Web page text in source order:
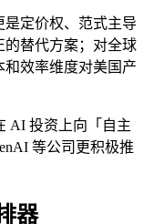
是定价权、范式主导
的替代方案；对全球
效率维度对美国产
AI 投资上向「自主
等公司更积极推
器